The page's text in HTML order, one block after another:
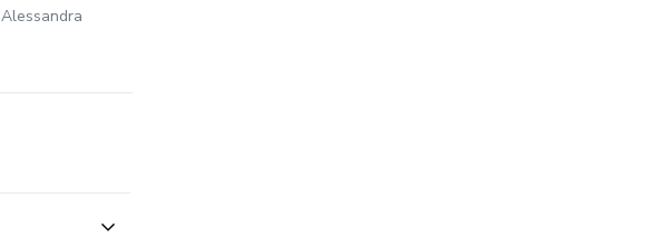
Alessandra